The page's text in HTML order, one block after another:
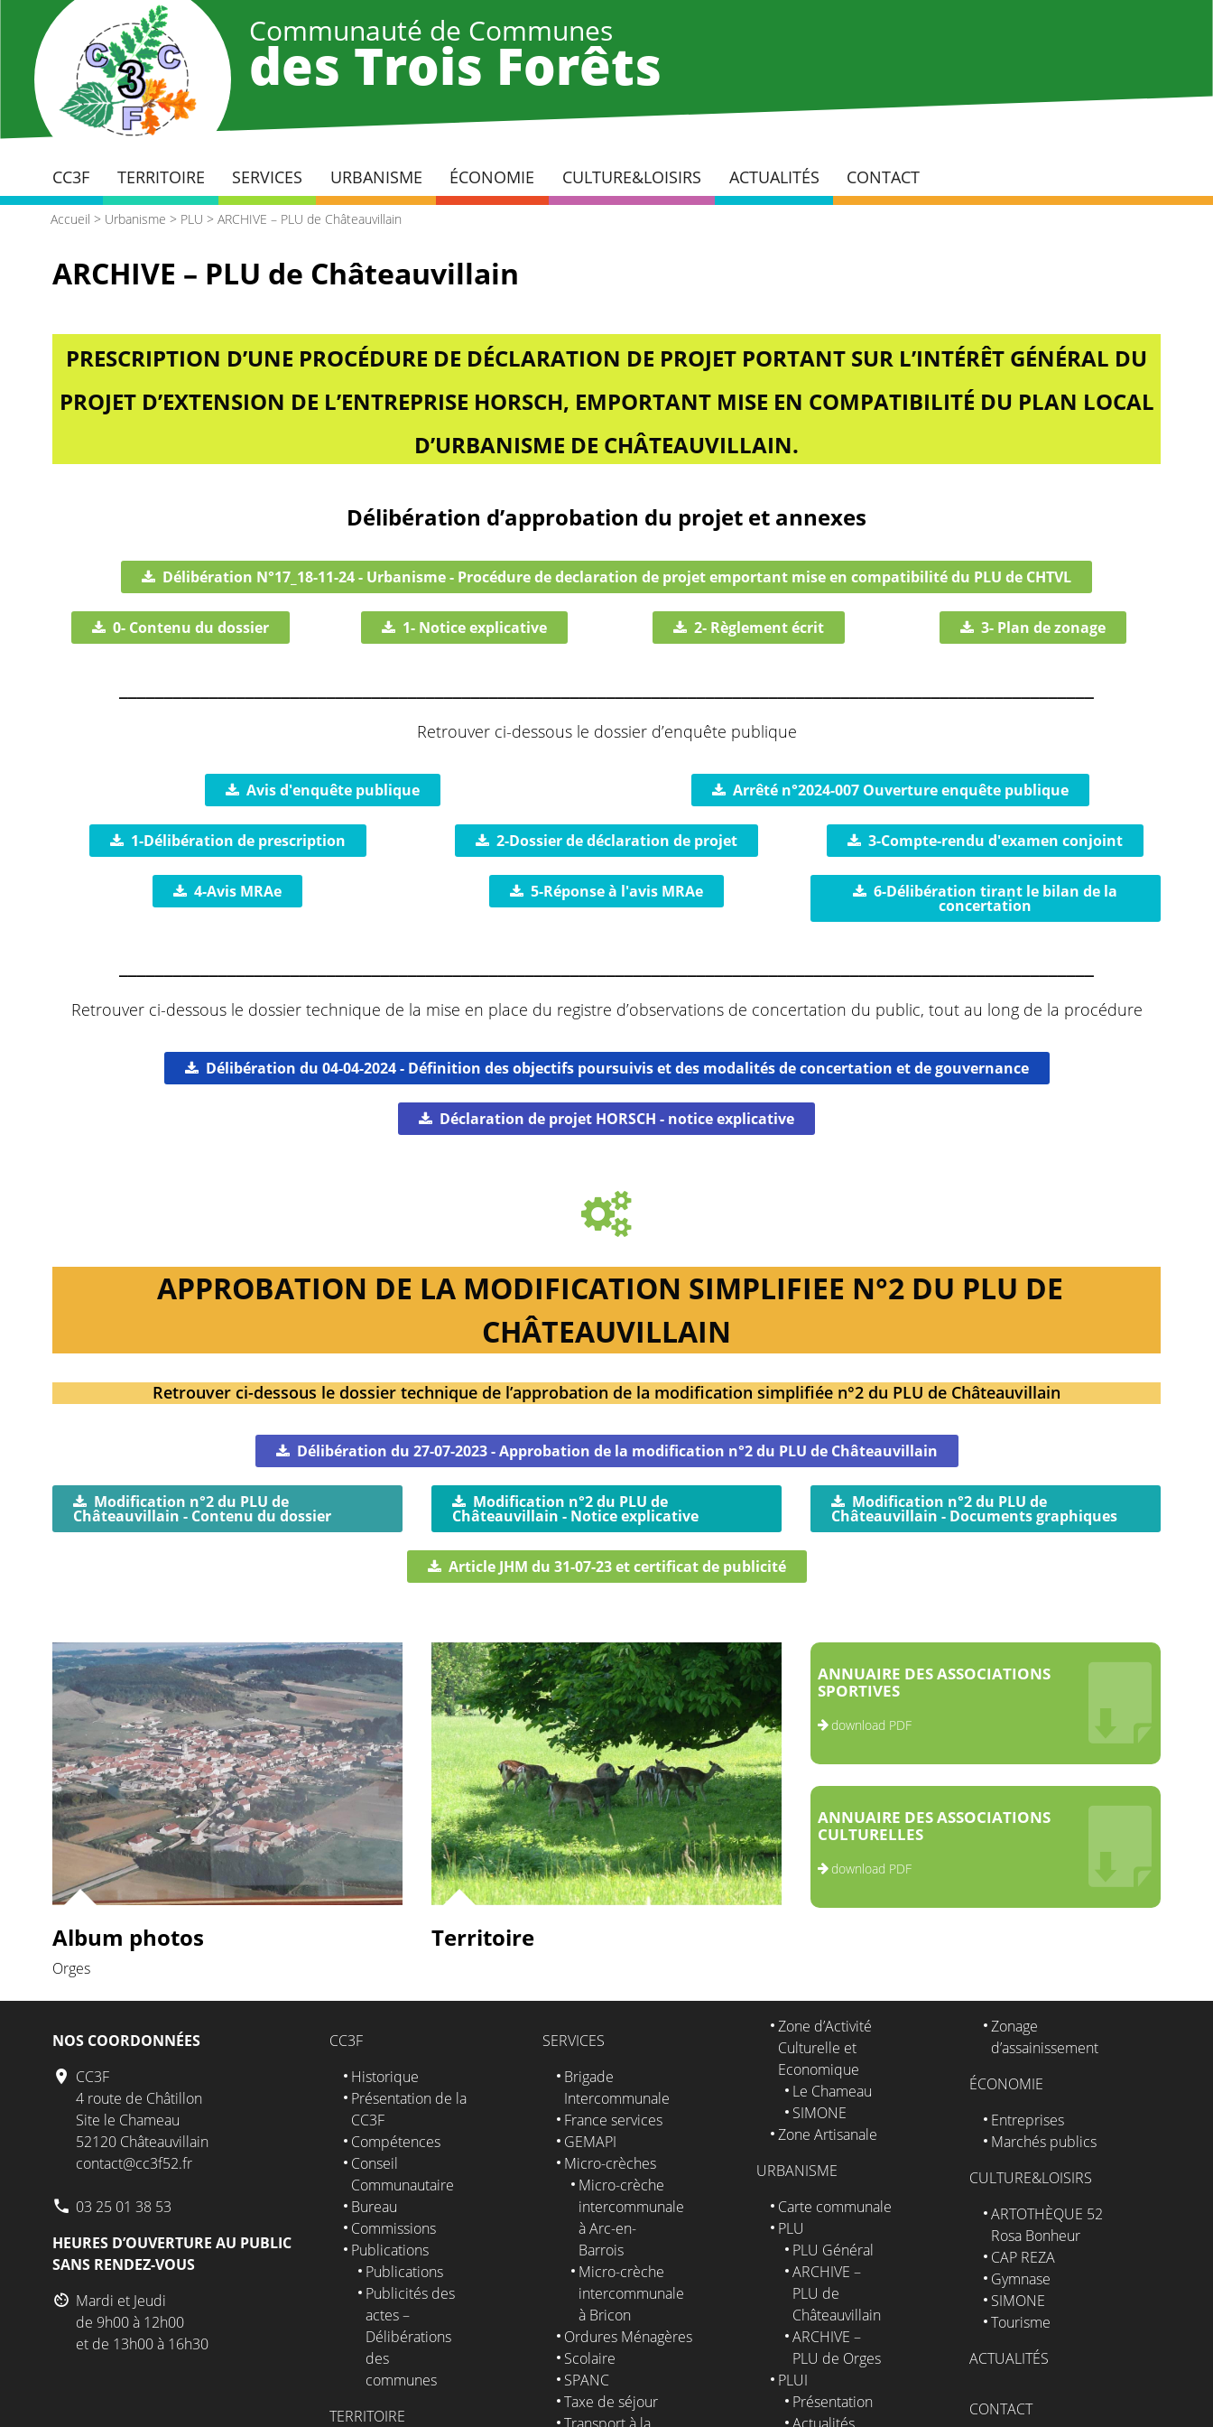
contenu
principal
Communauté de Communes
des Trois Forêts
CC3F TERRITOIRE SERVICES URBANISME ÉCONOMIE CULTURE&LOISIRS ACTUALITÉS CONTACT
Accueil > Urbanisme > PLU > ARCHIVE – PLU de Châteauvillain
ARCHIVE – PLU de Châteauvillain
PRESCRIPTION D’UNE PROCÉDURE DE DÉCLARATION DE PROJET PORTANT SUR L’INTÉRÊT GÉNÉRAL DU
PROJET D’EXTENSION DE L’ENTREPRISE HORSCH, EMPORTANT MISE EN COMPATIBILITÉ DU PLAN LOCAL
D’URBANISME DE CHÂTEAUVILLAIN.
Délibération d’approbation du projet et annexes
Délibération N°17_18-11-24 - Urbanisme - Procédure de declaration de projet emportant mise en compatibilité du PLU de CHTVL
0- Contenu du dossier 1- Notice explicative 2- Règlement écrit 3- Plan de zonage
Retrouver ci-dessous le dossier d’enquête publique
Avis d'enquête publique Arrêté n°2024-007 Ouverture enquête publique
1-Délibération de prescription 2-Dossier de déclaration de projet 3-Compte-rendu d'examen conjoint
4-Avis MRAe 5-Réponse à l'avis MRAe 6-Délibération tirant le bilan de la
concertation
Retrouver ci-dessous le dossier technique de la mise en place du registre d’observations de concertation du public, tout au long de la procédure
Délibération du 04-04-2024 - Définition des objectifs poursuivis et des modalités de concertation et de gouvernance
Déclaration de projet HORSCH - notice explicative
APPROBATION DE LA MODIFICATION SIMPLIFIEE N°2 DU PLU DE
CHÂTEAUVILLAIN
Retrouver ci-dessous le dossier technique de l’approbation de la modification simplifiée n°2 du PLU de Châteauvillain
Délibération du 27-07-2023 - Approbation de la modification n°2 du PLU de Châteauvillain
Modification n°2 du PLU de
Châteauvillain - Contenu du dossier
Modification n°2 du PLU de
Châteauvillain - Notice explicative
Modification n°2 du PLU de
Châteauvillain - Documents graphiques
Article JHM du 31-07-23 et certificat de publicité
Album photos
Orges
Territoire
ANNUAIRE DES ASSOCIATIONS
SPORTIVES
download PDF
ANNUAIRE DES ASSOCIATIONS
CULTURELLES
download PDF
NOS COORDONNÉES
CC3F
4 route de Châtillon
Site le Chameau
52120 Châteauvillain
contact@cc3f52.fr
03 25 01 38 53
HEURES D’OUVERTURE AU PUBLIC
SANS RENDEZ-VOUS
Mardi et Jeudi
de 9h00 à 12h00
et de 13h00 à 16h30
CC3F
Historique
Présentation de la
CC3F
Compétences
Conseil
Communautaire
Bureau
Commissions
Publications
Publications
Publicités des
actes –
Délibérations
des
communes
TERRITOIRE
SERVICES
Brigade
Intercommunale
France services
GEMAPI
Micro-crèches
Micro-crèche
intercommunale
à Arc-en-
Barrois
Micro-crèche
intercommunale
à Bricon
Ordures Ménagères
Scolaire
SPANC
Taxe de séjour
Zone d’Activité
Culturelle et
Economique
Le Chameau
SIMONE
Zone Artisanale
URBANISME
Carte communale
PLU
PLU Général
ARCHIVE –
PLU de
Châteauvillain
ARCHIVE –
PLU de Orges
PLUI
Présentation
Zonage
d’assainissement
ÉCONOMIE
Entreprises
Marchés publics
CULTURE&LOISIRS
ARTOTHÈQUE 52
Rosa Bonheur
CAP REZA
Gymnase
SIMONE
Tourisme
ACTUALITÉS
CONTACT